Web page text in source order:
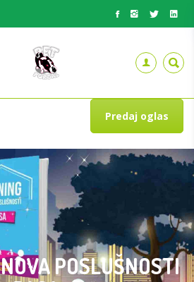
Predaj oglas
POSLUŠNOSTI